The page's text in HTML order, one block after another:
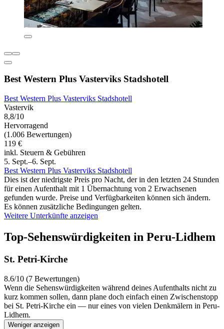
Best Western Plus Vasterviks Stadshotell
Best Western Plus Vasterviks Stadshotell
Vastervik
8,8/10
Hervorragend
(1.006 Bewertungen)
119 €
inkl. Steuern & Gebühren
5. Sept.–6. Sept.
Best Western Plus Vasterviks Stadshotell
Dies ist der niedrigste Preis pro Nacht, der in den letzten 24 Stunden
für einen Aufenthalt mit 1 Übernachtung von 2 Erwachsenen
gefunden wurde. Preise und Verfügbarkeiten können sich ändern.
Es können zusätzliche Bedingungen gelten.
Weitere Unterkünfte anzeigen
Top-Sehenswürdigkeiten in Peru-Lidhem
St. Petri-Kirche
8.6/10 (7 Bewertungen)
Wenn die Sehenswürdigkeiten während deines Aufenthalts nicht zu
kurz kommen sollen, dann plane doch einfach einen Zwischenstopp
bei St. Petri-Kirche ein — nur eines von vielen Denkmälern in Peru-
Lidhem.
Weniger anzeigen